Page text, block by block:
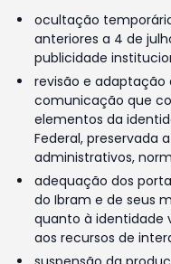
ocultação
anteriores a 4 de
publicidade
revisão e adaptação
comunicação que
elementos da
Federal, preservada
administrativos,
adequação dos
do Ibram e de seus
quanto à identidade
aos recursos de